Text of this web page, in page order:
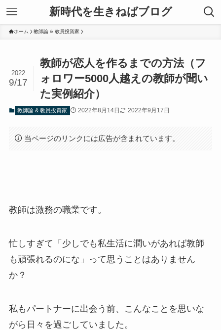
新時代を生きねばブログ
ホーム 教師論 & 教員投資家
教師が恋人を作るまでの方法（フ
ォロワー5000人越えの教師が聞い
た実例紹介）
2022
9/17
教師論 & 教員投資家 2022年8月14日 2022年9月17日
当ページのリンクには広告が含まれています。
教師は激務の職業です。
忙しすぎて「少しでも私生活に潤いがあれば教師
も頑張れるのにな」って思うことはありません
か？
私もパートナーに出会う前、こんなことを思いな
がら日々を過ごしていました。